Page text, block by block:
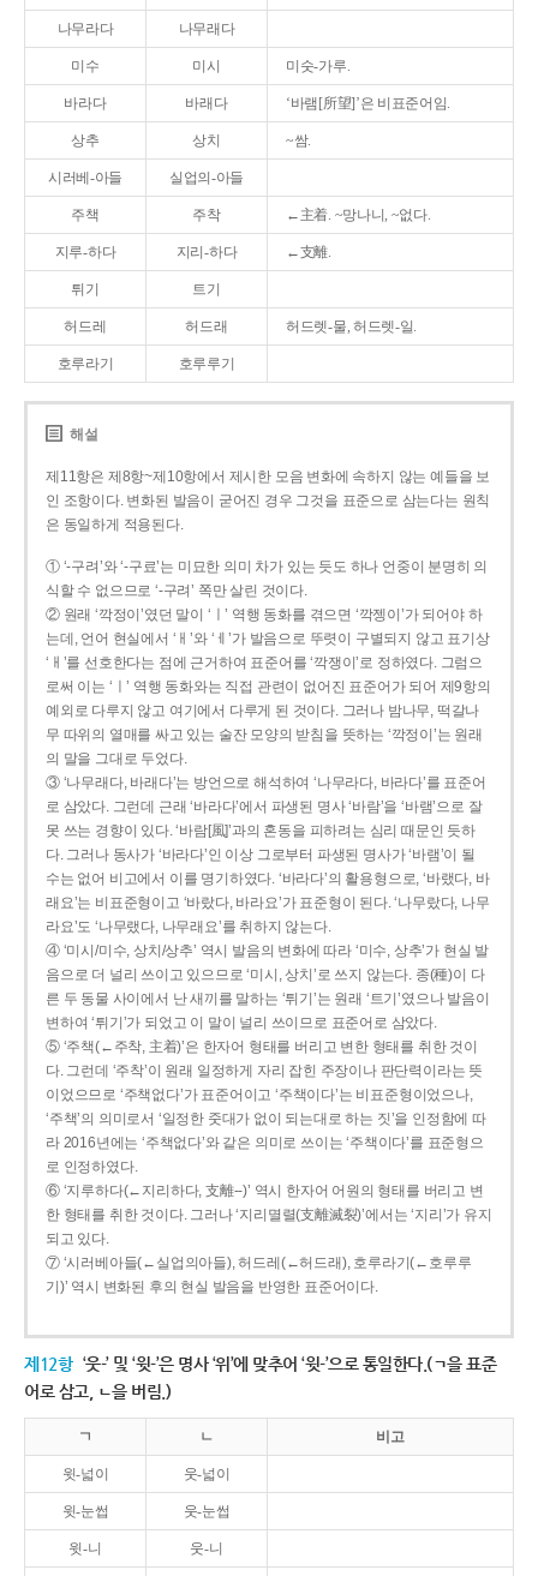
나무라다 나무래다
미수 미시 미숫-가루.
바라다 바래다 ‘바램[所望]’은 비표준어임.
상추 상치 ~쌈.
시러베-아들 실업의-아들
주책 주착 ←主着. ~망나니, ~없다.
지루-하다 지리-하다 ←支離.
튀기 트기
허드레 허드래 허드렛-물, 허드렛-일.
호루라기 호루루기
해설
제11항은 제8항~제10항에서 제시한 모음 변화에 속하지 않는 예들을 보
인 조항이다. 변화된 발음이 굳어진 경우 그것을 표준으로 삼는다는 원칙
은 동일하게 적용된다.
① ‘-구려’와 ‘-구료’는 미묘한 의미 차가 있는 듯도 하나 언중이 분명히 의
식할 수 없으므로 ‘-구려’ 쪽만 살린 것이다.
② 원래 ‘깍정이’였던 말이 ‘ㅣ’ 역행 동화를 겪으면 ‘깍젱이’가 되어야 하
는데, 언어 현실에서 ‘ㅐ’와 ‘ㅔ’가 발음으로 뚜렷이 구별되지 않고 표기상
‘ㅐ’를 선호한다는 점에 근거하여 표준어를 ‘깍쟁이’로 정하였다. 그럼으
로써 이는 ‘ㅣ’ 역행 동화와는 직접 관련이 없어진 표준어가 되어 제9항의
예외로 다루지 않고 여기에서 다루게 된 것이다. 그러나 밤나무, 떡갈나
무 따위의 열매를 싸고 있는 술잔 모양의 받침을 뜻하는 ‘깍정이’는 원래
의 말을 그대로 두었다.
③ ‘나무래다, 바래다’는 방언으로 해석하여 ‘나무라다, 바라다’를 표준어
로 삼았다. 그런데 근래 ‘바라다’에서 파생된 명사 ‘바람’을 ‘바램’으로 잘
못 쓰는 경향이 있다. ‘바람[風]’과의 혼동을 피하려는 심리 때문인 듯하
다. 그러나 동사가 ‘바라다’인 이상 그로부터 파생된 명사가 ‘바램’이 될
수는 없어 비고에서 이를 명기하였다. ‘바라다’의 활용형으로, ‘바랬다, 바
래요’는 비표준형이고 ‘바랐다, 바라요’가 표준형이 된다. ‘나무랐다, 나무
라요’도 ‘나무랬다, 나무래요’를 취하지 않는다.
④ ‘미시/미수, 상치/상추’ 역시 발음의 변화에 따라 ‘미수, 상추’가 현실 발
음으로 더 널리 쓰이고 있으므로 ‘미시, 상치’로 쓰지 않는다. 종(種)이 다
른 두 동물 사이에서 난 새끼를 말하는 ‘튀기’는 원래 ‘트기’였으나 발음이
변하여 ‘튀기’가 되었고 이 말이 널리 쓰이므로 표준어로 삼았다.
⑤ ‘주책(←주착, 主着)’은 한자어 형태를 버리고 변한 형태를 취한 것이
다. 그런데 ‘주착’이 원래 일정하게 자리 잡힌 주장이나 판단력이라는 뜻
이었으므로 ‘주책없다’가 표준어이고 ‘주책이다’는 비표준형이었으나,
‘주책’의 의미로서 ‘일정한 줏대가 없이 되는대로 하는 짓’을 인정함에 따
라 2016년에는 ‘주책없다’와 같은 의미로 쓰이는 ‘주책이다’를 표준형으
로 인정하였다.
⑥ ‘지루하다(←지리하다, 支離--)’ 역시 한자어 어원의 형태를 버리고 변
한 형태를 취한 것이다. 그러나 ‘지리멸렬(支離滅裂)’에서는 ‘지리’가 유지
되고 있다.
⑦ ‘시러베아들(←실업의아들), 허드레(←허드래), 호루라기(←호루루
기)’ 역시 변화된 후의 현실 발음을 반영한 표준어이다.
제12항 ‘웃-’ 및 ‘윗-’은 명사 ‘위’에 맞추어 ‘윗-’으로 통일한다.(ㄱ을 표준
어로 삼고, ㄴ을 버림.)
ㄱ ㄴ 비고
윗-넓이 웃-넓이
윗-눈썹 웃-눈썹
윗-니 웃-니